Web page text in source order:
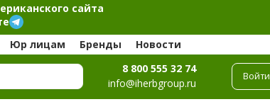
сайта
Юр лицам Бренды Новости
8 800 555 32 74
info@iherbgroup.ru
Войти